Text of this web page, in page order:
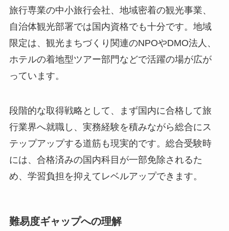
旅行専業の中小旅行会社、地域密着の観光事業、
自治体観光部署では国内資格でも十分です。地域
限定は、観光まちづくり関連のNPOやDMO法人、
ホテルの着地型ツアー部門などで活躍の場が広が
っています。
段階的な取得戦略として、まず国内に合格して旅
行業界へ就職し、実務経験を積みながら総合にス
テップアップする道筋も現実的です。総合受験時
には、合格済みの国内科目が一部免除されるた
め、学習負担を抑えてレベルアップできます。
難易度ギャップへの理解